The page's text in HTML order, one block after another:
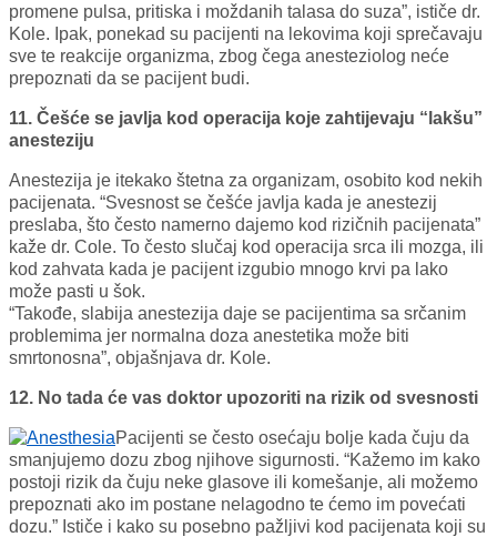
promene pulsa, pritiska i moždanih talasa do suza”, ističe dr.
Kole. Ipak, ponekad su pacijenti na lekovima koji sprečavaju
sve te reakcije organizma, zbog čega anesteziolog neće
prepoznati da se pacijent budi.
11. Češće se javlja kod operacija koje zahtijevaju “lakšu”
anesteziju
Anestezija je itekako štetna za organizam, osobito kod nekih
pacijenata. “Svesnost se češće javlja kada je anestezij
preslaba, što često namerno dajemo kod rizičnih pacijenata”
kaže dr. Cole. To često slučaj kod operacija srca ili mozga, ili
kod zahvata kada je pacijent izgubio mnogo krvi pa lako
može pasti u šok.
“Takođe, slabija anestezija daje se pacijentima sa srčanim
problemima jer normalna doza anestetika može biti
smrtonosna”, objašnjava dr. Kole.
12. No tada će vas doktor upozoriti na rizik od svesnosti
Pacijenti se često osećaju bolje kada čuju da
smanjujemo dozu zbog njihove sigurnosti. “Kažemo im kako
postoji rizik da čuju neke glasove ili komešanje, ali možemo
prepoznati ako im postane nelagodno te ćemo im povećati
dozu.” Ističe i kako su posebno pažljivi kod pacijenata koji su